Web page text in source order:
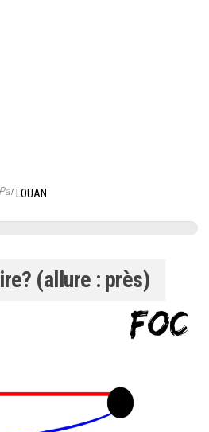
ParLOUAN
(allure : près)